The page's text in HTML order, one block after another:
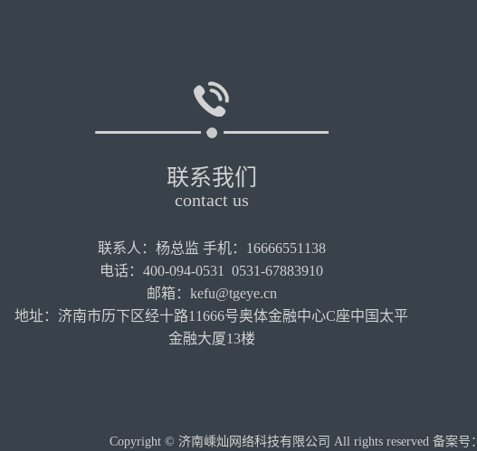
联系我们
contact us
联系人：杨总监 手机：16666551138
电话：400-094-0531 0531-67883910
邮箱：kefu@tgeye.cn
地址：济南市历下区经十路11666号奥体金融中心C座中国太平
金融大厦13楼
Copyright © 济南嵊灿网络科技有限公司 All rights reserved 备案号：